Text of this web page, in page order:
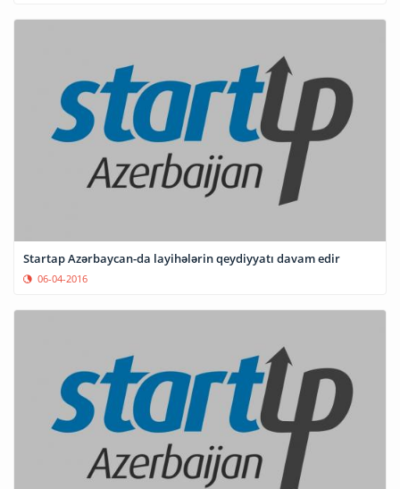
Startap Azərbaycan-da layihələrin qeydiyyatı davam edir
06-04-2016